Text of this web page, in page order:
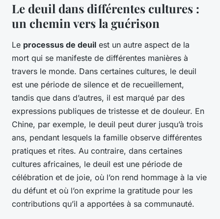
Le deuil dans différentes cultures :
un chemin vers la guérison
Le processus de deuil est un autre aspect de la
mort qui se manifeste de différentes manières à
travers le monde. Dans certaines cultures, le deuil
est une période de silence et de recueillement,
tandis que dans d’autres, il est marqué par des
expressions publiques de tristesse et de douleur. En
Chine, par exemple, le deuil peut durer jusqu’à trois
ans, pendant lesquels la famille observe différentes
pratiques et rites. Au contraire, dans certaines
cultures africaines, le deuil est une période de
célébration et de joie, où l’on rend hommage à la vie
du défunt et où l’on exprime la gratitude pour les
contributions qu’il a apportées à sa communauté.